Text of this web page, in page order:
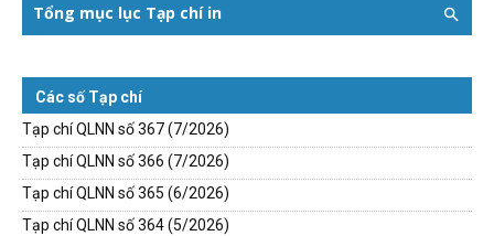
Tổng mục lục Tạp chí in
Các số Tạp chí
Tạp chí QLNN số 367 (7/2026)
Tạp chí QLNN số 366 (7/2026)
Tạp chí QLNN số 365 (6/2026)
Tạp chí QLNN số 364 (5/2026)